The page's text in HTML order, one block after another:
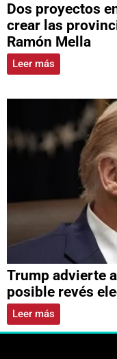
Dos proyectos
crear las
Ramón Mella
Leer más
Trump advierte
posible revés
Leer más